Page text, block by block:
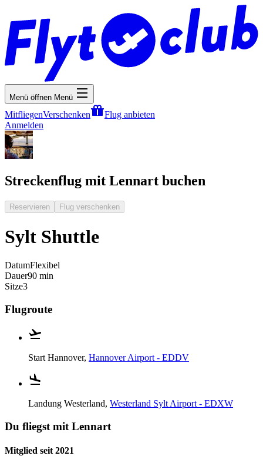
Menü öffnen Menü
MitfliegenVerschenken
Flug anbieten
Anmelden
Streckenflug mit Lennart buchen
Reservieren Flug verschenken
Sylt Shuttle
DatumFlexibel
Dauer90 min
Sitze3
Flugroute
Start Hannover, Hannover Airport - EDDV
Landung Westerland, Westerland Sylt Airport - EDXW
Du fliegst mit Lennart
Mitglied seit 2021